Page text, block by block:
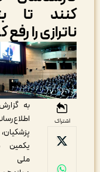
تا بتوان
را رفع کرد
به گزارش پایگاه
اطلاع‌رسانی دکتر
پزشکیان، سی و
یکمین همایش
ملی و